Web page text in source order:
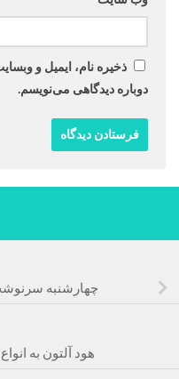
ذخیره نام، ایمیل و
دوباره دیدگاهی می‌نویسم.
چهارشنبه
هود آلتون به